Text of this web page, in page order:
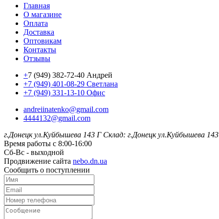
Главная
О магазине
Оплата
Доставка
Оптовикам
Контакты
Отзывы
+7 (949) 382-72-40 Андрей
+7 (949) 401-08-29 Светлана
+7 (949) 331-13-10 Офис
andreiinatenko@gmail.com
4444132@gmail.com
г.Донецк ул.Куйбышева 143 Г Склад: г.Донецк ул.Куйбышева
Время работы с 8:00-16:00
Сб-Вс - выходной
Продвижение сайта nebo.dn.ua
Сообщить о поступлении